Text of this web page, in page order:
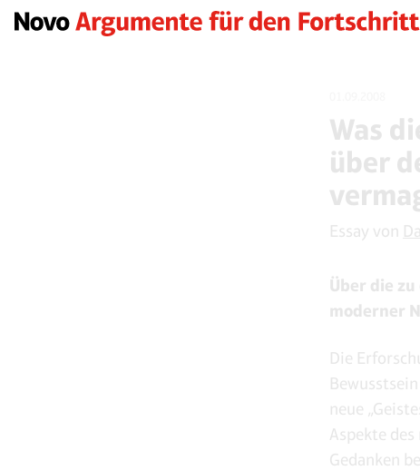
Was
über
Essay von
Über die
moderner
Die
neue
Aspekte
Gedanken